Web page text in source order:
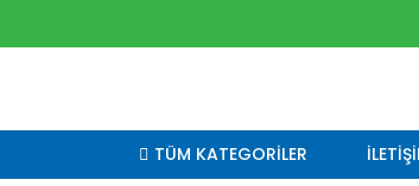
TÜM KATEGORİLER